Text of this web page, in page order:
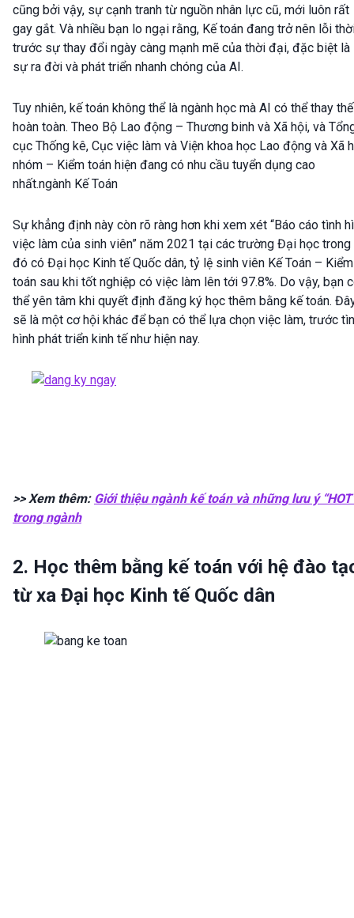
cũng bởi vậy, sự cạnh tranh từ nguồn nhân lực cũ, mới luôn rất
gay gắt. Và nhiều bạn lo ngại rằng, Kế toán đang trở nên lỗi
trước sự thay đổi ngày càng mạnh mẽ của thời đại, đặc biệt là
sự ra đời và phát triển nhanh chóng của AI.
Tuy nhiên, kế toán không thể là ngành học mà AI có thể thay thế
hoàn toàn. Theo Bộ Lao động – Thương binh và Xã hội, và
cục Thống kê, Cục việc làm và Viện khoa học Lao động và Xã
nhóm – Kiểm toán hiện đang có nhu cầu tuyển dụng cao
nhất.ngành Kế Toán
Sự khẳng định này còn rõ ràng hơn khi xem xét “Báo cáo tình
việc làm của sinh viên” năm 2021 tại các trường Đại học trong
đó có Đại học Kinh tế Quốc dân, tỷ lệ sinh viên Kế Toán – Kiểm
toán sau khi tốt nghiệp có việc làm lên tới 97.8%. Do vậy, bạn
thể yên tâm khi quyết định đăng ký học thêm bằng kế toán.
sẽ là một cơ hội khác để bạn có thể lựa chọn việc làm, trước
hình phát triển kinh tế như hiện nay.
>> Xem thêm: Giới thiệu ngành kế toán và những lưu ý
trong ngành
2. Học thêm bằng kế toán với hệ đào
từ xa Đại học Kinh tế Quốc dân